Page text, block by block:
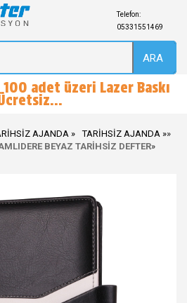
Telefon:
05331551469
ARA
adet üzeri Lazer Baskı
AJANDA »
TARİHSİZ AJANDA
»
BEYAZ TARİHSİZ DEFTER